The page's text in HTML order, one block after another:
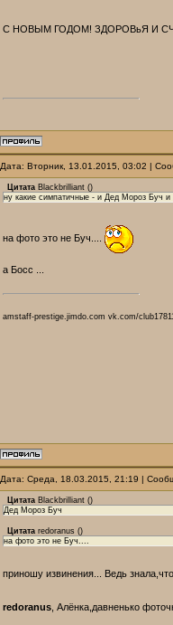
С НОВЫМ ГОДОМ! ЗДОРОВьЯ И
Дата: Вторник, 13.01.2015, 03:02 |
Цитата Blackbrilliant ()
ну какие симпатичные - и Дед Мороз Буч и
на фото это не Буч....
а Босс ...
amstaff-prestige.jimdo.com vk.com/
Дата: Среда, 18.03.2015, 21:19 |
Цитата Blackbrilliant ()
Дед Мороз Буч
Цитата redoranus ()
на фото это не Буч....
приношу извинения... Ведь
redoranus , Алёнка,давненько